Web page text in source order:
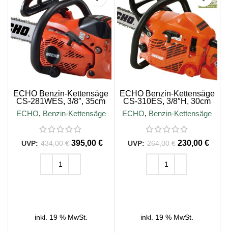
ECHO Benzin-Kettensäge
CS-281WES, 3/8″, 35cm
Schienenlänge
ECHO, Benzin-Kettensäge
434,00€ 395,00€
inkl. 19 % MwSt.
ECHO Benzin-Kettensäge
CS-310ES, 3/8″H, 30cm
Schienenlänge
ECHO, Benzin-Kettensäge
264,00€ 230,00 €
inkl. 19 % MwSt.